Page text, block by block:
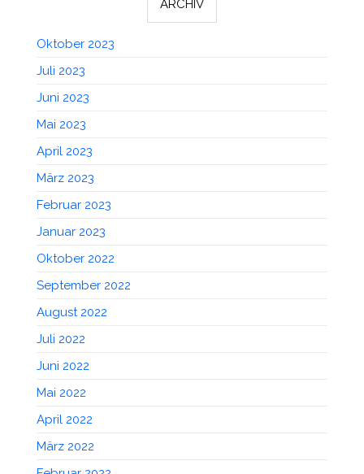
ARCHIV
Oktober 2023
Juli 2023
Juni 2023
Mai 2023
April 2023
März 2023
Februar 2023
Januar 2023
Oktober 2022
September 2022
August 2022
Juli 2022
Juni 2022
Mai 2022
April 2022
März 2022